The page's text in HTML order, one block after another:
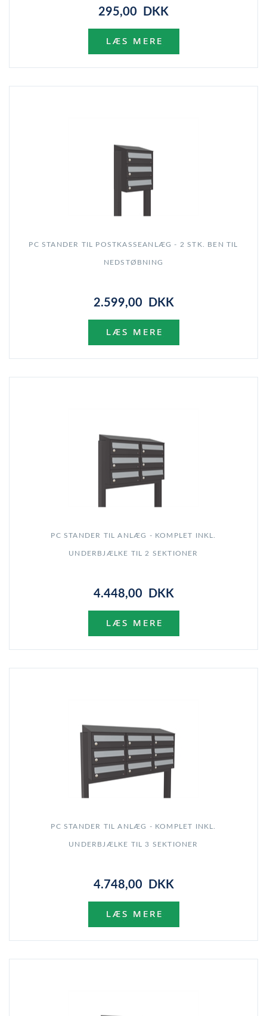
295,00 DKK
PC STANDER TIL POSTKASSEANLÆG - 2 STK. BEN TIL
NEDSTØBNING
2.599,00 DKK
PC STANDER TIL ANLÆG - KOMPLET INKL.
UNDERBJÆLKE TIL 2 SEKTIONER
4.448,00 DKK
PC STANDER TIL ANLÆG - KOMPLET INKL.
UNDERBJÆLKE TIL 3 SEKTIONER
4.748,00 DKK